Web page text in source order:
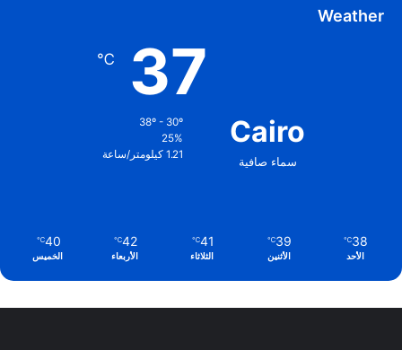
Weather
Cairo
سماء صافية
37
℃
25%
1.21 كيلومتر/ساعة
38
℃
الأحد
39
℃
الأثنين
41
℃
الثلاثاء
42
℃
الأربعاء
40
℃
الخميس